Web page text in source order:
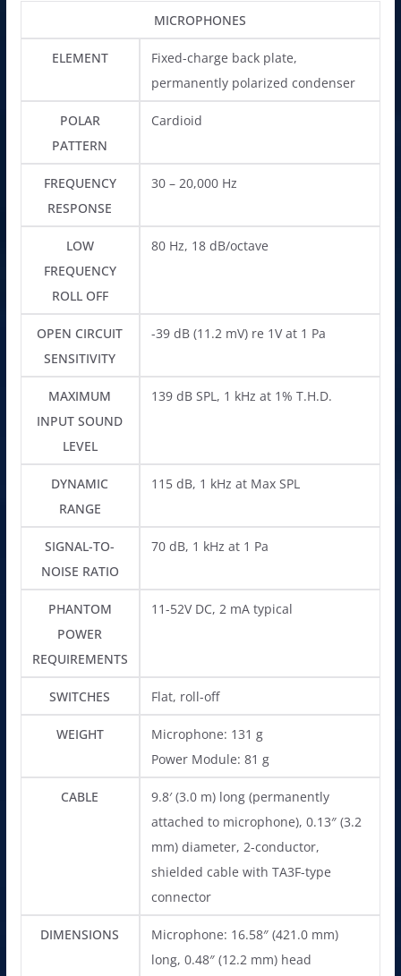
MICROPHONES
ELEMENT
Fixed-charge back plate,
permanently polarized condenser
POLAR
PATTERN
Cardioid
FREQUENCY
RESPONSE
30 – 20,000 Hz
LOW
FREQUENCY
ROLL OFF
80 Hz, 18 dB/octave
OPEN CIRCUIT
SENSITIVITY
-39 dB (11.2 mV) re 1V at 1 Pa
MAXIMUM
INPUT SOUND
LEVEL
139 dB SPL, 1 kHz at 1% T.H.D.
DYNAMIC
RANGE
115 dB, 1 kHz at Max SPL
SIGNAL-TO-
NOISE RATIO
70 dB, 1 kHz at 1 Pa
PHANTOM
POWER
REQUIREMENTS
11-52V DC, 2 mA typical
SWITCHES Flat, roll-off
WEIGHT
Microphone: 131 g
Power Module: 81 g
CABLE
9.8′ (3.0 m) long (permanently
attached to microphone), 0.13″ (3.2
mm) diameter, 2-conductor,
shielded cable with TA3F-type
connector
DIMENSIONS
Microphone: 16.58″ (421.0 mm)
long, 0.48″ (12.2 mm) head